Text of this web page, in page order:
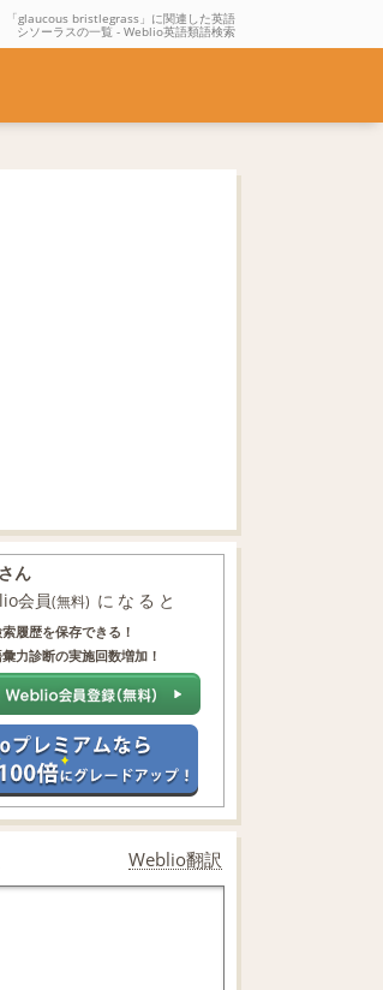
「glaucous bristlegrass」に関連した英語
シソーラスの一覧 - Weblio英語類語検索
ん
会員(無料) になると
履歴を保存できる！
力診断の実施回数増加！
Weblio翻訳